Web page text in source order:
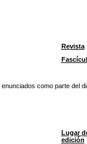
Revista
enunciados como parte
Lugar
edición